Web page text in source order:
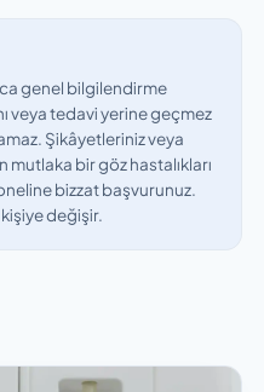
genel bilgilendirme
veya tedavi yerine geçmez
Şikâyetleriniz veya
mutlaka bir göz hastalıkları
bizzat başvurunuz.
değişir.